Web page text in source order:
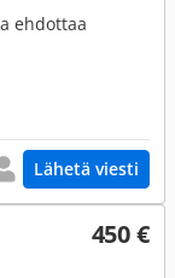
ehdottaa
Lähetä viesti
450 €